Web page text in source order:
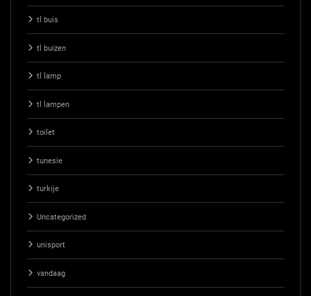
tl buis
tl buizen
tl lamp
tl lampen
toilet
tunesie
turkije
Uncategorized
unisport
vandaag